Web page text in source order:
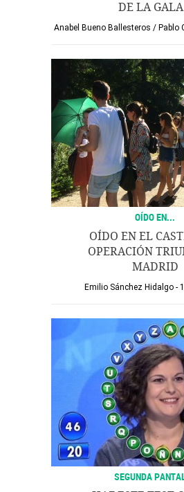
DE LA
Anabel Bueno Ballesteros / Pablo
OÍDO EN...
OÍDO EN EL
OPERACIÓN
MADRID
Emilio Sánchez Hidalgo
SEGUNDA